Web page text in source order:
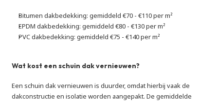
Bitumen dakbedekking: gemiddeld €70 - €110 per m²
EPDM dakbedekking: gemiddeld €80 - €130 per m²
PVC dakbedekking: gemiddeld €75 - €140 per m²
Wat kost een schuin dak vernieuwen?
Een schuin dak vernieuwen is duurder, omdat hierbij vaak de
dakconstructie en isolatie worden aangepakt. De gemiddelde